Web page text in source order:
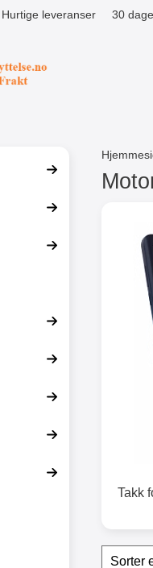
Hurtige leveranser 30
for Tibro Billiga
Takk